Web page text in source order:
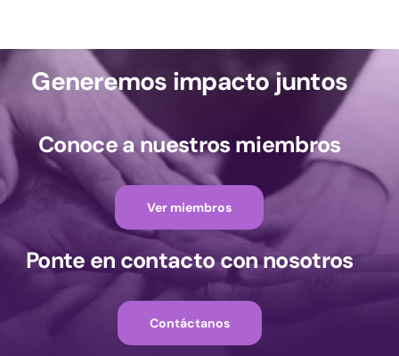
Generemos impacto juntos
Conoce a nuestros miembros
Ver miembros
Ponte en contacto con nosotros
Contáctanos